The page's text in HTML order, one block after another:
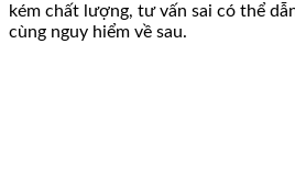
kém chất lượng, tư vấn sai có thể
cùng nguy hiểm về sau.